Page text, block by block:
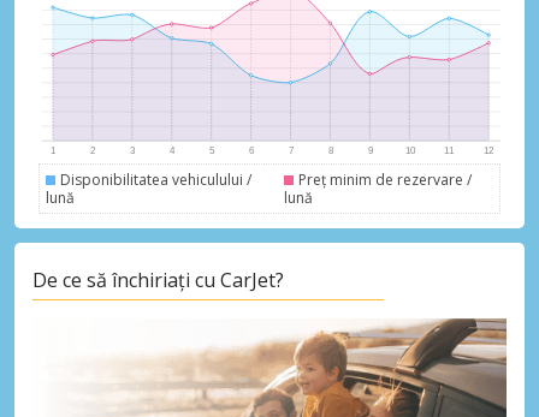
Disponibilitatea vehiculului /
lună
Preț minim de rezervare /
lună
De ce să închiriați cu CarJet?